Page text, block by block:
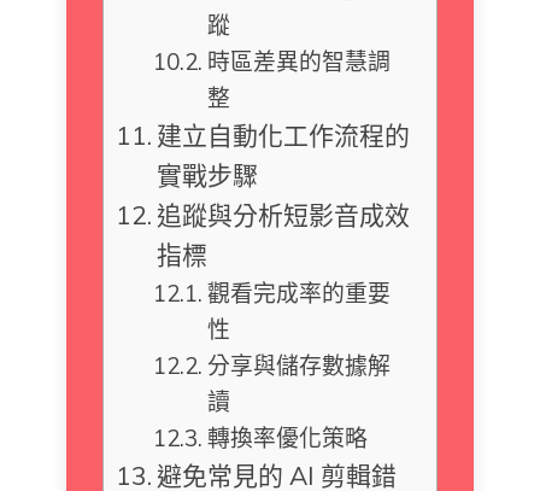
蹤
時區差異的智慧調
整
建立自動化工作流程的
實戰步驟
追蹤與分析短影音成效
指標
觀看完成率的重要
性
分享與儲存數據解
讀
轉換率優化策略
避免常見的 AI 剪輯錯